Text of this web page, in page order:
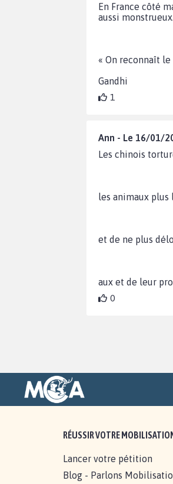
En France côté
aussi
« On reconnaît
Gandhi
1
Ann - Le 16/01/
Les chinois
les animaux
et de ne plus
aux et de leur
0
RÉUSSIR VOTRE
Lancer votre pétition
Blog - Parlons